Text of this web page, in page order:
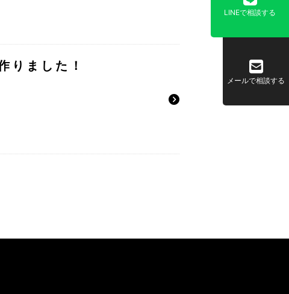
りました！
LINEで相談する
メールで相談する